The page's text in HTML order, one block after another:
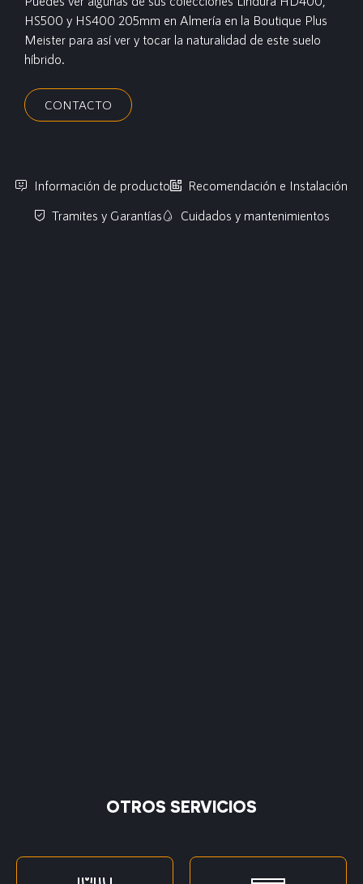
HS500 y HS400 205mm en Almería en la Boutique Plus
Meister para así ver y tocar la naturalidad de este suelo
híbrido.
CONTACTO
Información de producto
Recomendación e Instalación
Tramites y Garantías
Cuidados y mantenimientos
OTROS SERVICIOS